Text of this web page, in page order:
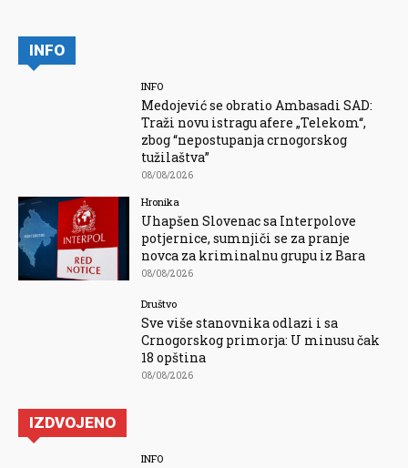
INFO
INFO
Medojević se obratio Ambasadi SAD:
Traži novu istragu afere „Telekom“,
zbog “nepostupanja crnogorskog
tužilaštva”
08/08/2026
Hronika
Uhapšen Slovenac sa Interpolove
potjernice, sumnjiči se za pranje
novca za kriminalnu grupu iz Bara
08/08/2026
Društvo
Sve više stanovnika odlazi i sa
Crnogorskog primorja: U minusu čak
18 opština
08/08/2026
IZDVOJENO
INFO